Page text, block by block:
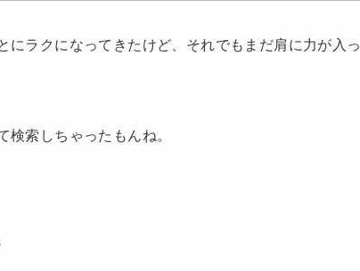
ラクになってきたけど、それでもまだ肩に力が入っ
索しちゃったもんね。